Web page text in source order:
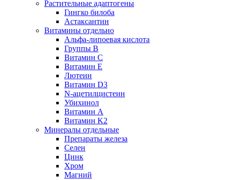
Растительные адаптогены
Гингко билоба
Астаксантин
Витамины отдельно
Альфа-липоевая кислота
Группы B
Витамин С
Витамин Е
Лютеин
Витамин D3
N-ацетилцистеин
Убихинол
Витамин А
Витамин K2
Минералы отдельные
Препараты железа
Селен
Цинк
Хром
Магний